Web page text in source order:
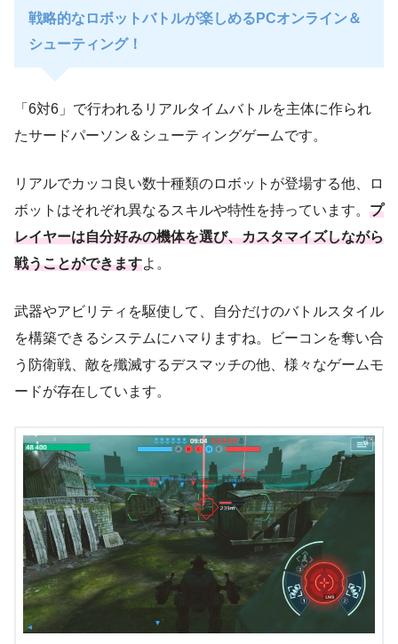
戦略的なロボットバトルが楽しめるPCオンライン＆
シューティング！
「6対6」で行われるリアルタイムバトルを主体に作られ
たサードパーソン＆シューティングゲームです。
リアルでカッコ良い数十種類のロボットが登場する他、ロ
ボットはそれぞれ異なるスキルや特性を持っています。 プ
レイヤーは自分好みの機体を選び、カスタマイズしながら
戦うことができますよ。
武器やアビリティを駆使して、自分だけのバトルスタイル
を構築できるシステムにハマりますね。ビーコンを奪い合
う防衛戦、敵を殲滅するデスマッチの他、様々なゲームモ
ードが存在しています。